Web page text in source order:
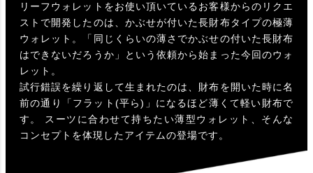
リーフウォレットをお使い頂いているお客様からのリクエ
ストで開発したのは、かぶせが付いた長財布タイプの極薄
ウォレット。「同じくらいの薄さでかぶせの付いた長財布
はできないだろうか」という依頼から始まった今回のウォ
レット。
試行錯誤を繰り返して生まれたのは、財布を開いた時に名
前の通り「フラット(平ら)」になるほど薄くて軽い財布で
す。 スーツに合わせて持ちたい薄型ウォレット、そんな
コンセプトを体現したアイテムの登場です。